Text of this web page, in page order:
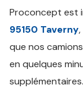
Proconcept est
95150 Taverny
que nos
en quelques